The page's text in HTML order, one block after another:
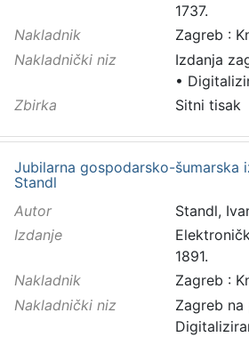
1737.
Nakladnik
Zagreb :
Nakladnički niz
Izdanja
•
Zbirka
Sitni tisak
Jubilarna gospodarsko-šumarska
Standl
Autor
Standl,
Izdanje
1891.
Nakladnik
Zagreb :
Nakladnički niz
Zagreb